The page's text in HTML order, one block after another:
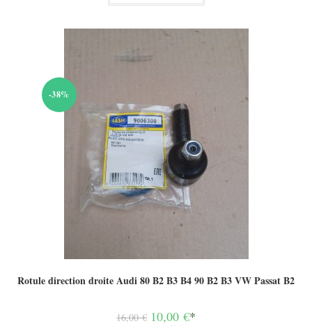
30,00 €.
-38%
Rotule direction droite Audi 80 B2 B3 B4 90 B2 B3 VW Passat B2
16,00€ Le
prix
10,00 €*